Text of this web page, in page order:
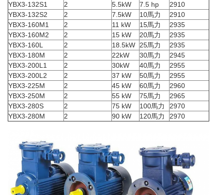
YBX3-132S1
2 5.5kW 7.5 hp
2910
YBX3-132S2
2 7.5kW 10馬力
2910
YBX3-160M1
2 11 kW 15馬力
2935
YBX3-160M2
2 15 kW 20馬力
2935
YBX3-160L
2 18.5kW 25馬力
2935
YBX3-180M
2 22kW 30馬力
2945
YBX3-200L1
2 30kW 40馬力
2955
YBX3-200L2
2 37 kW 50馬力
2955
YBX3-225M
2 45 kW 60馬力
2960
YBX3-250M
2 55 kW 75馬力
2965
YBX3-280S
2 75 kW 100馬力
2970
YBX3-280M
2 90 kW 120馬力 2970